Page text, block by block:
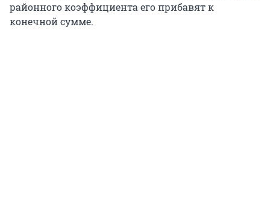
районного коэффициента его прибавят к
конечной сумме.